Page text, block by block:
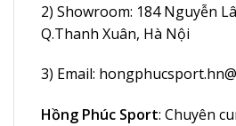
2) Showroom: 184 Nguyễn
Q.Thanh Xuân, Hà Nội
3) Email:
Hồng Phúc Sport: Chuyên